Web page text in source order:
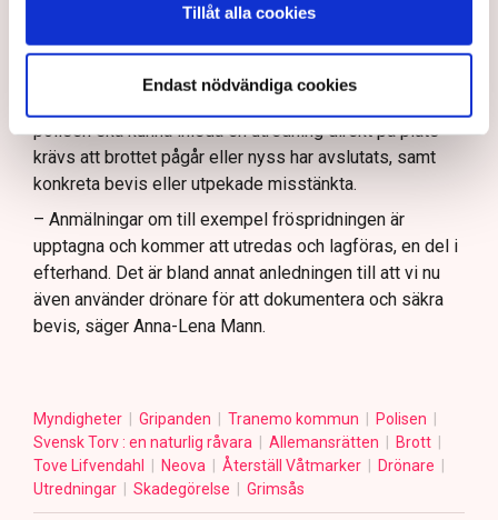
Tillåt alla cookies
Endast nödvändiga cookies
maskiner, sabotera utrustning eller förstöra
ekonomiska värden, säger Anna-Lena Mann.
Ogräsfröspridningen och de igengrävda dikena kan
polisen ska kunna inleda en utredning direkt på plats
krävs att brottet pågår eller nyss har avslutats, samt
konkreta bevis eller utpekade misstänkta.
– Anmälningar om till exempel fröspridningen är
upptagna och kommer att utredas och lagföras, en del i
efterhand. Det är bland annat anledningen till att vi nu
även använder drönare för att dokumentera och säkra
bevis, säger Anna-Lena Mann.
Myndigheter Gripanden Tranemo kommun
Polisen
Svensk Torv : en naturlig råvara
Allemansrätten
Brott
Tove Lifvendahl
Neova Återställ Våtmarker
Drönare
Utredningar
Skadegörelse Grimsås